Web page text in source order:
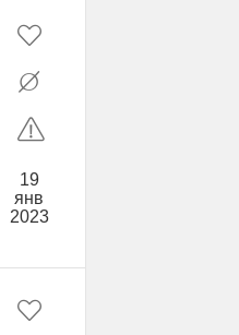
19
янв
2023